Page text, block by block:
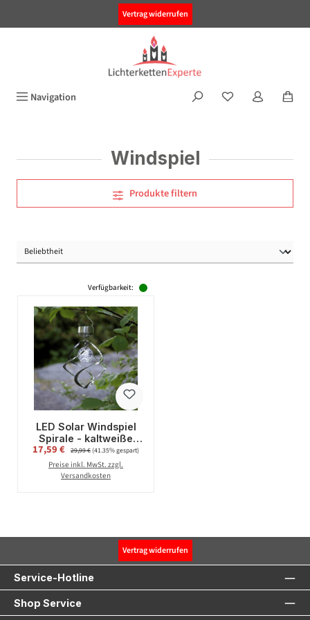
Vertrag widerrufen
Navigation
Windspiel
Produkte filtern
Verfügbarkeit:
LED Solar Windspiel
Spirale - kaltweiße
LED -
Dämmerungssensor -
drehend und
Verkaufspreis:
17,59 € Regulärer Preis:
29,99 €(41.35% gespart)
Preise inkl. MwSt. zzgl.
Versandkosten
Vertrag widerrufen
Service-Hotline
Shop Service